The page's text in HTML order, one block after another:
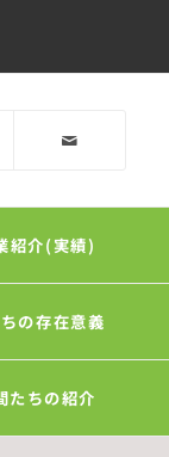
紹介(実績)
の存在意義
たちの紹介